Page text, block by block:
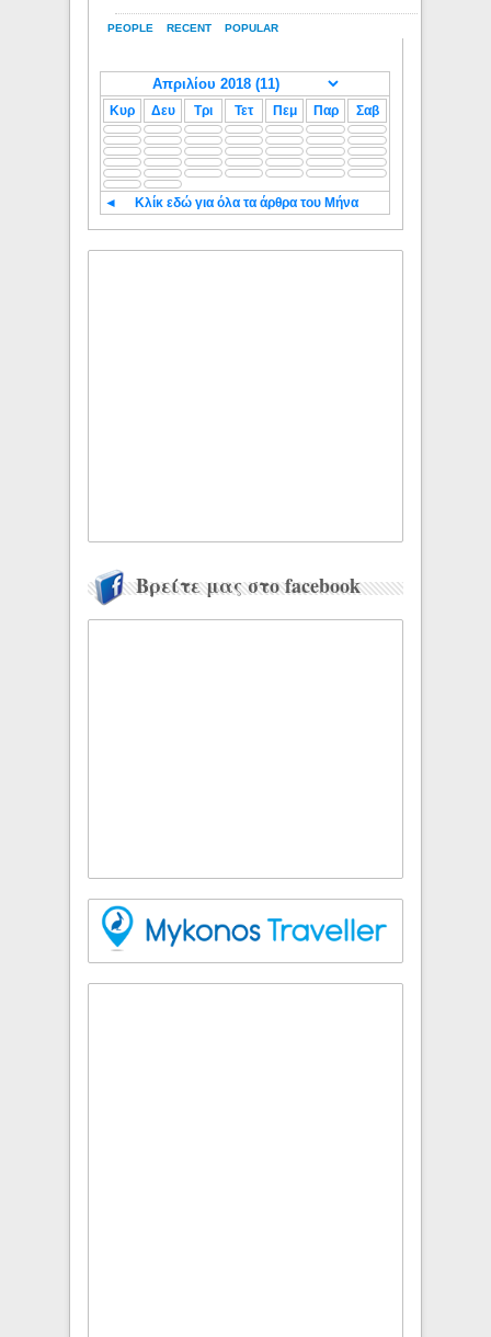
PEOPLE RECENT POPULAR
Κυρ Δευ Τρι Τετ Πεμ Παρ Σαβ
◄ Κλίκ εδώ για όλα τα άρθρα του Μήνα
Βρείτε μας στο facebook